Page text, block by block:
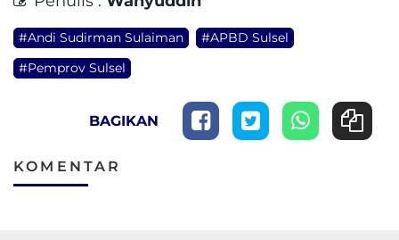
#Andi Sudirman Sulaiman
#APBD Sulsel
#Pemprov Sulsel
BAGIKAN
KOMENTAR